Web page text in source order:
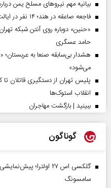
بیانیه مهم نیروهای مسلح یمن
فاجعه صاعقه در هند؛ ۱۴ نفر در ایالت جارکند جان باختند
«حنین» دوباره روی آنتن شبکه
حامد عسگری
هشدار بی‌سابقه صنعا به
می‌شود»
پلیس تهران از دستگیری قاتلان تا کشف سرقت ۱۰
انقلاب استوک‌ها
ببینید | بازگشت مهاجران
گوناگون
گلکسی اس ۲۷ اولترا؛
سامسونگ